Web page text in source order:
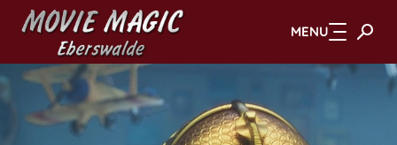
Zum Hauptinhalt springen MENU